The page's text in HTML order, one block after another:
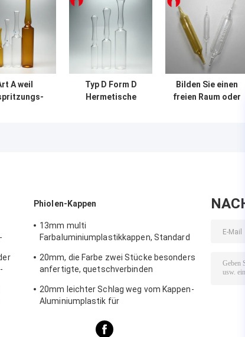
A weil
Typ D Form D
Hermetische
Bilden Sie einen
freien Raum oder
Phiolen-Kappen
13mm multi
Farbaluminiumplastikkappen, Standard
20mm, die Farbe zwei Stücke besonders
anfertigte, quetschverbinden
20mm leichter Schlag weg vom Kappen-
Aluminiumplastik für